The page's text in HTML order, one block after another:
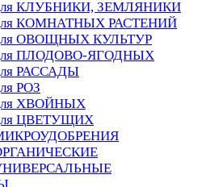
КЛУБНИКИ, ЗЕМЛЯНИКИ
КОМНАТНЫХ РАСТЕНИЙ
ОВОЩНЫХ КУЛЬТУР
ПЛОДОВО-ЯГОДНЫХ
РАССАДЫ
РОЗ
ХВОЙНЫХ
ЦВЕТУЩИХ